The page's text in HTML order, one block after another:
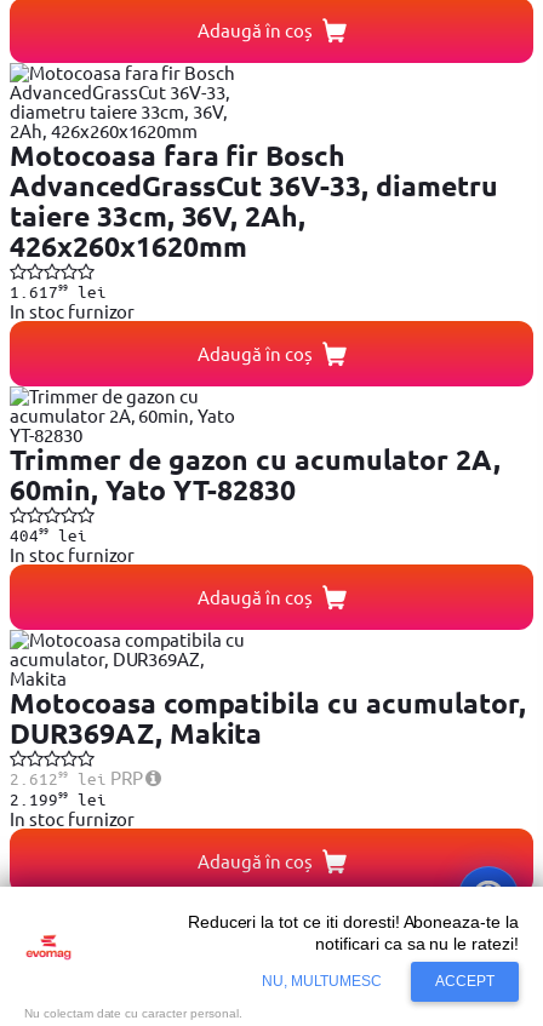
Adaugă în coș
Motocoasa fara fir Bosch
AdvancedGrassCut 36V-33, diametru
taiere 33cm, 36V, 2Ah,
426x260x1620mm
1.61799lei
In stoc furnizor
Adaugă în coș
Trimmer de gazon cu acumulator 2A,
60min, Yato YT-82830
40499lei
In stoc furnizor
Adaugă în coș
Motocoasa compatibila cu acumulator,
DUR369AZ, Makita
2.61299lei PRP
2.19999lei
In stoc furnizor
Adaugă în coș
Motocoasa pe acumulator Black &
Reduceri la tot ce iti doresti! Aboneaza-te la
notificari ca sa nu le ratezi!
NU, MULTUMESC ACCEPT
Nu colectam date cu caracter personal.